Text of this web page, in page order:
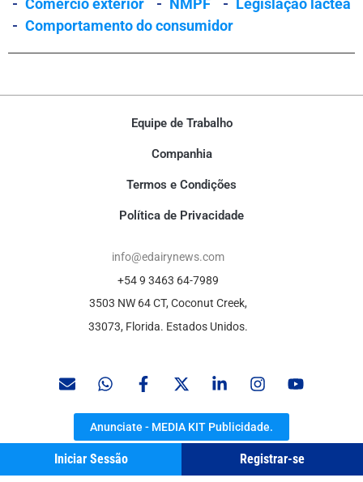
- Comércio exterior - NMPF - Legislação láctea
- Comportamento do consumidor
Iniciar Sessão Registrar-se
Equipe de Trabalho
Companhia
Termos e Condições
Política de Privacidade
info@edairynews.com
+54 9 3463 64-7989
3503 NW 64 CT, Coconut Creek,
33073, Florida. Estados Unidos.
Anunciate - MEDIA KIT Publicidade.